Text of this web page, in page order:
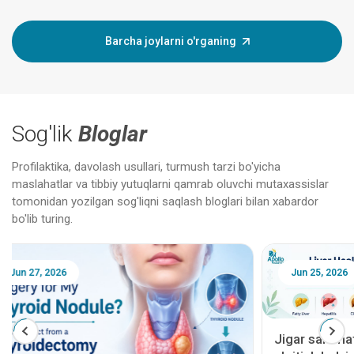
Barcha joylarni o'rganing
Sog'lik Bloglar
Profilaktika, davolash usullari, turmush tarzi bo'yicha
maslahatlar va tibbiy yutuqlarni qamrab oluvchi mutaxassislar
tomonidan yozilgan sog'liqni saqlash bloglari bilan xabardor
bo'lib turing.
Jun 25, 2026
Jigar salomatligi bo'yicha bemorlarni
Feb